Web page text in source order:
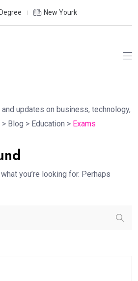
New Yourk
updates on business, technology,
> Blog > Education > Exams
you’re looking for. Perhaps